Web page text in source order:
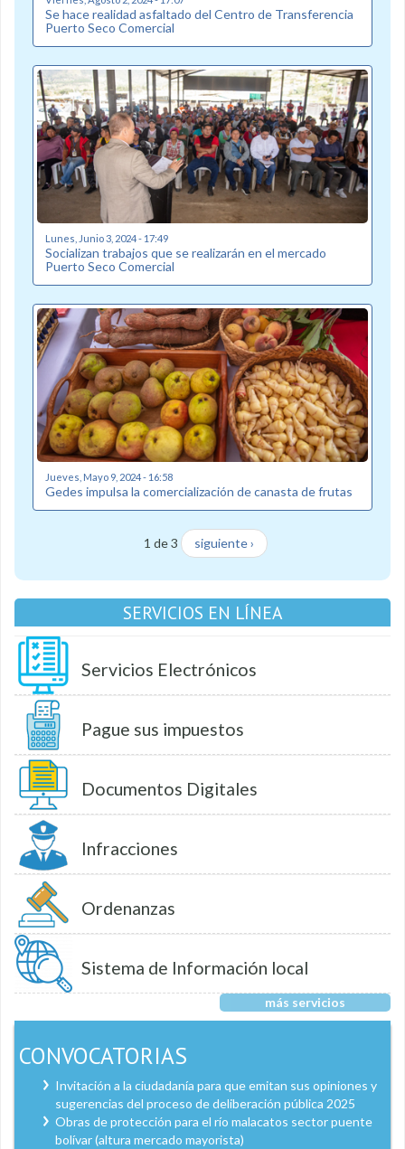
Se hace realidad asfaltado del Centro de Transferencia
Puerto Seco Comercial
Lunes, Junio 3, 2024 - 17:49
Socializan trabajos que se realizarán en el mercado
Puerto Seco Comercial
Jueves, Mayo 9, 2024 - 16:58
Gedes impulsa la comercialización de canasta de frutas
1 de 3 siguiente ›
SERVICIOS EN LÍNEA
Servicios Electrónicos
Pague sus impuestos
Documentos Digitales
Infracciones
Ordenanzas
Sistema de Información local
más servicios
CONVOCATORIAS
Invitación a la ciudadanía para que emitan sus opiniones y
sugerencias del proceso de deliberación pública 2025
Obras de protección para el río malacatos sector puente
bolívar (altura mercado mayorista)